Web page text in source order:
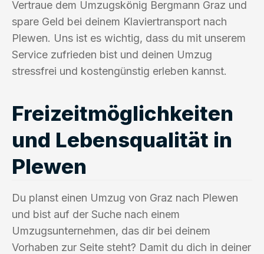
Vertraue dem Umzugskönig Bergmann Graz und
spare Geld bei deinem Klaviertransport nach
Plewen. Uns ist es wichtig, dass du mit unserem
Service zufrieden bist und deinen Umzug
stressfrei und kostengünstig erleben kannst.
Freizeitmöglichkeiten
und Lebensqualität in
Plewen
Du planst einen Umzug von Graz nach Plewen
und bist auf der Suche nach einem
Umzugsunternehmen, das dir bei deinem
Vorhaben zur Seite steht? Damit du dich in deiner